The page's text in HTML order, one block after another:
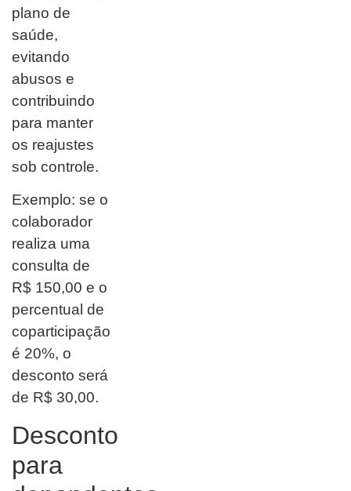
plano de
saúde,
evitando
abusos e
contribuindo
para manter
os reajustes
sob controle.
Exemplo: se o
colaborador
realiza uma
consulta de
R$ 150,00 e o
percentual de
coparticipação
é 20%, o
desconto será
de R$ 30,00.
Desconto
para